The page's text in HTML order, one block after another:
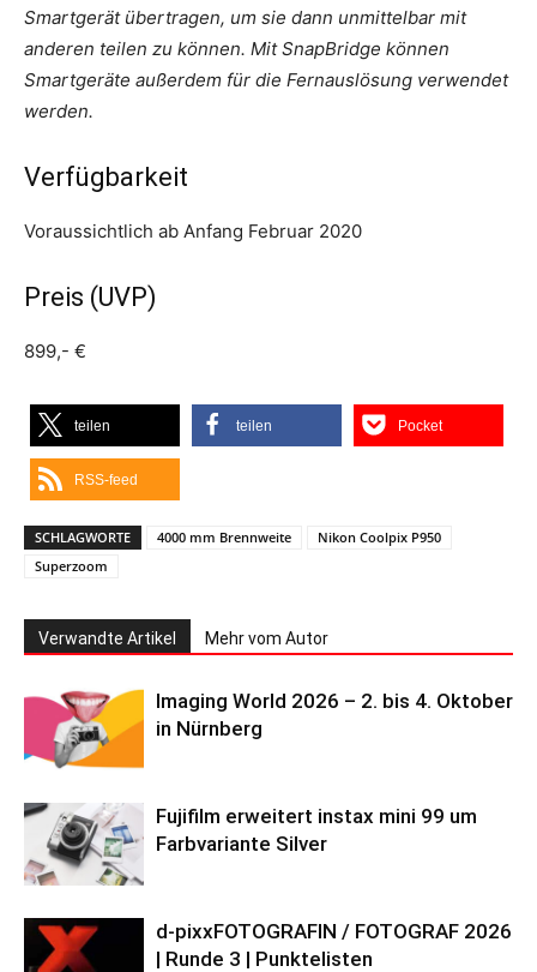
Smartgerät übertragen, um sie dann unmittelbar mit
anderen teilen zu können. Mit SnapBridge können
Smartgeräte außerdem für die Fernauslösung verwendet
werden.
Verfügbarkeit
Voraussichtlich ab Anfang Februar 2020
Preis (UVP)
899,- €
teilen teilen Pocket
RSS-feed
SCHLAGWORTE 4000 mm Brennweite
Nikon Coolpix P950
Superzoom
Verwandte Artikel Mehr vom Autor
Imaging World 2026 – 2. bis 4. Oktober
in Nürnberg
Fujifilm erweitert instax mini 99 um
Farbvariante Silver
d-pixxFOTOGRAFIN / FOTOGRAF 2026
| Runde 3 | Punktelisten